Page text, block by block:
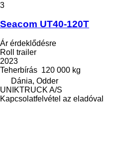
3
Seacom UT40-120T
Ár érdeklődésre
Roll trailer
2023
Teherbírás 120 000 kg
Dánia, Odder
UNIKTRUCK A/S
Kapcsolatfelvétel az eladóval